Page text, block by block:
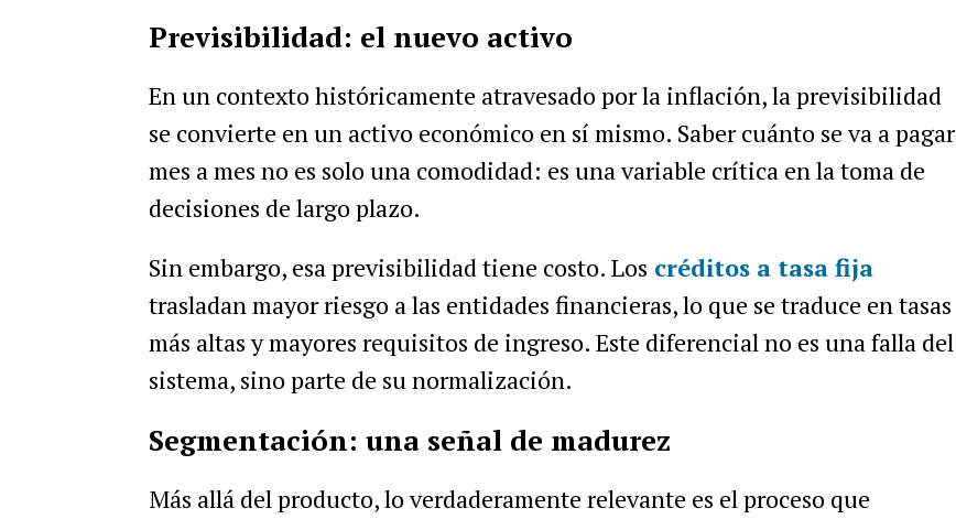
Previsibilidad: el nuevo activo
En un contexto históricamente atravesado por la inflación, la previsibilidad
se convierte en un activo económico en sí mismo. Saber cuánto se va a pagar
mes a mes no es solo una comodidad: es una variable crítica en la toma de
decisiones de largo plazo.
Sin embargo, esa previsibilidad tiene costo. Los créditos a tasa fija
trasladan mayor riesgo a las entidades financieras, lo que se traduce en tasas
más altas y mayores requisitos de ingreso. Este diferencial no es una falla del
sistema, sino parte de su normalización.
Segmentación: una señal de madurez
Más allá del producto, lo verdaderamente relevante es el proceso que